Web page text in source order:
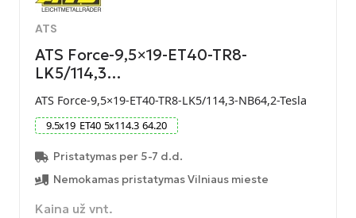
ATS
ATS Force-9,5×19-ET40-TR8-
LK5/114,3…
ATS Force-9,5×19-ET40-TR8-LK5/114,3-NB64,2-Tesla
9.5x19 ET40 5x114.3 64.20
Pristatymas per 5-7 d.d.
Nemokamas pristatymas Vilniaus mieste
Kaina už vnt.